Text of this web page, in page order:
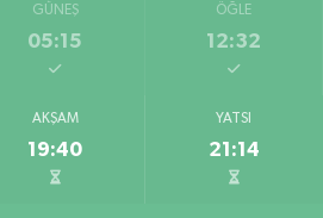
GÜNEŞ
05:15
ÖĞLE
12:32
AKŞAM
19:40
YATSI
21:14